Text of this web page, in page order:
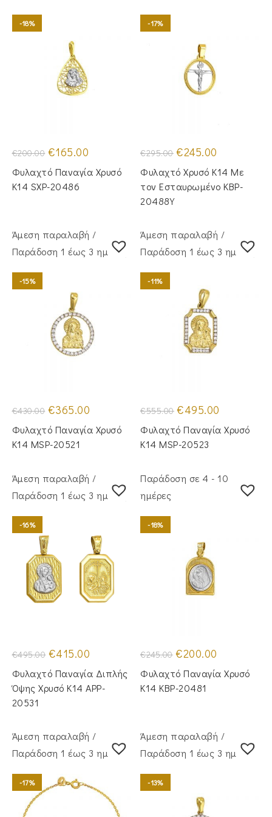
-18%
€200.00 Original
price
was:
€200.00.
€165.00
τιμή
είναι:
Φυλαχτό Παναγία Χρυσό
Κ14 SXP-20486
-17%
€295.00 Original
price
was:
€295.00.
€245.00
τιμή
είναι:
€245.00.
Φυλαχτό Χρυσό Κ14 Με
τον Εσταυρωμένο KBP-
20488Y
Άμεση παραλαβή /
Παράδoση 1 έως 3 ημέρες
-15%
€430.00 Original
price
was:
€430.00.
€365.00
τιμή
είναι:
Φυλαχτό Παναγία Χρυσό
Κ14 MSP-20521
Άμεση παραλαβή /
Παράδoση 1 έως 3 ημέρες
-11%
€555.00 Original
price
was:
€555.00.
€495.00
τιμή
είναι:
Φυλαχτό Παναγία Χρυσό
Κ14 MSP-20523
Άμεση παραλαβή /
Παράδoση 1 έως 3 ημέρες
-16%
€495.00 Original
price
was:
€495.00.
€415.00
τιμή
είναι:
€415.00.
Φυλαχτό Παναγία Διπλής
Όψης Χρυσό Κ14 APP-
20531
Παράδοση σε 4 - 10
ημέρες
-18%
€245.00 Original
price
was:
€245.00.
€200.00
τιμή
είναι:
Φυλαχτό Παναγία Χρυσό
Κ14 KBP-20481
Άμεση παραλαβή /
Παράδoση 1 έως 3 ημέρες
-17%
Άμεση παραλαβή /
Παράδoση 1 έως 3 ημέρες
-13%